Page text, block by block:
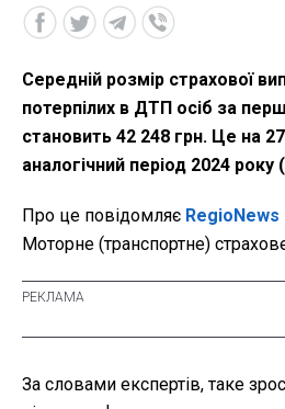
Середній розмір страхової
потерпілих в ДТП осіб за
становить 42 248 грн. Це на
аналогічний період 2024 року
Про це повідомляє RegioNews
Моторне (транспортне)
За словами експертів, таке